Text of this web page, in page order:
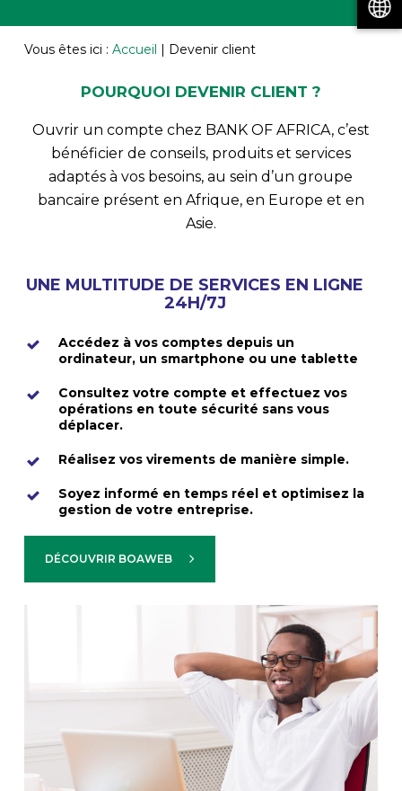
Vous êtes ici : Accueil | Devenir client
POURQUOI DEVENIR CLIENT ?
Ouvrir un compte chez BANK OF AFRICA, c’est
bénéficier de conseils, produits et services
adaptés à vos besoins, au sein d’un groupe
bancaire présent en Afrique, en Europe et en
Asie.
UNE MULTITUDE DE SERVICES EN LIGNE
24H/7J
Accédez à vos comptes depuis un
ordinateur, un smartphone ou une tablette
Consultez votre compte et effectuez vos
opérations en toute sécurité sans vous
déplacer.
Réalisez vos virements de manière simple.
Soyez informé en temps réel et optimisez la
gestion de votre entreprise.
DÉCOUVRIR BOAWEB